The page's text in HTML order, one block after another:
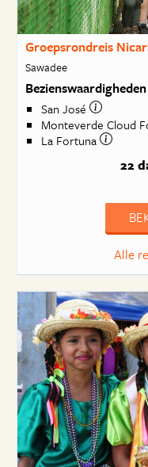
Groepsrondreis
Sawadee
Bezienswaardigheden
San José
Monteverde Cloud
La Fortuna
22
Alle